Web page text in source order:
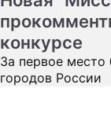
конкурсе
За первое место
городов России